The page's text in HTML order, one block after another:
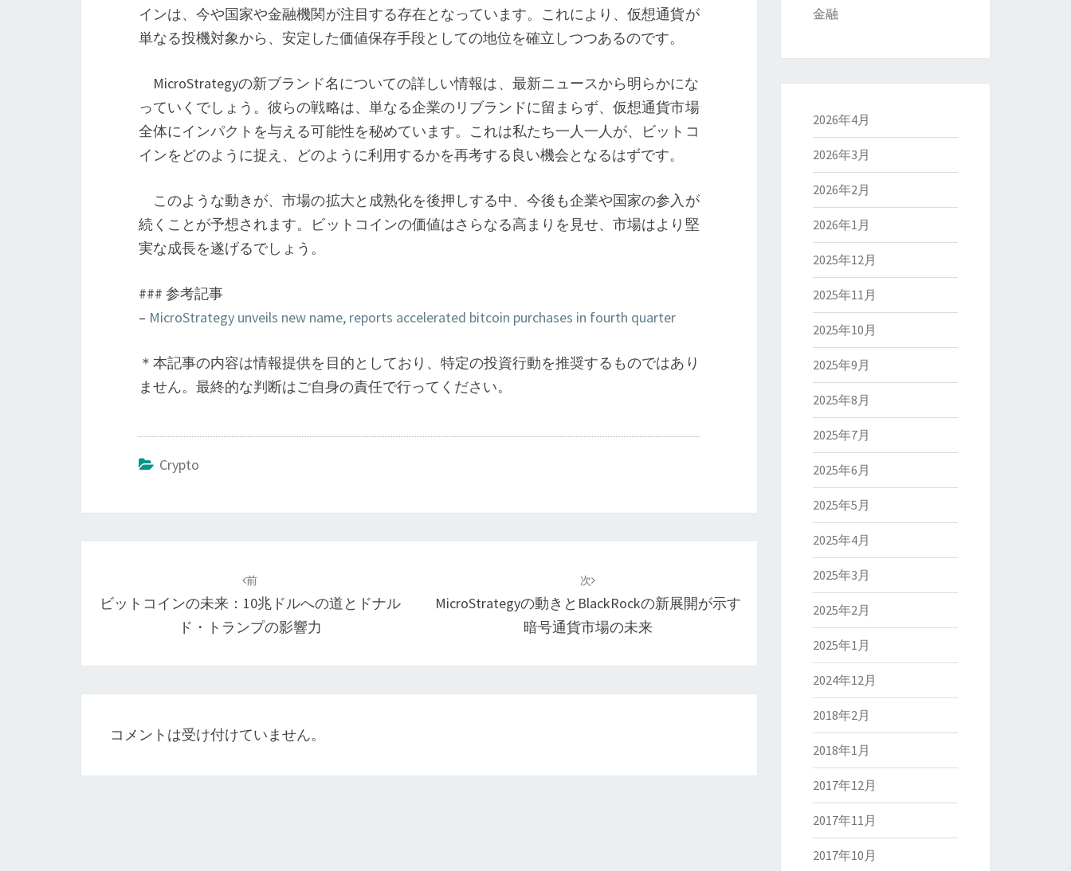
与
え
影
響
インは、今や国家や金融機関が注目する存在となっています。これにより、仮想通貨が
単なる投機対象から、安定した価値保存手段としての地位を確立しつつあるのです。
MicroStrategyの新ブランド名についての詳しい情報は、最新ニュースから明らかにな
っていくでしょう。彼らの戦略は、単なる企業のリブランドに留まらず、仮想通貨市場
全体にインパクトを与える可能性を秘めています。これは私たち一人一人が、ビットコ
インをどのように捉え、どのように利用するかを再考する良い機会となるはずです。
このような動きが、市場の拡大と成熟化を後押しする中、今後も企業や国家の参入が
続くことが予想されます。ビットコインの価値はさらなる高まりを見せ、市場はより堅
実な成長を遂げるでしょう。
### 参考記事
– MicroStrategy unveils new name, reports accelerated bitcoin purchases in fourth quarter
＊本記事の内容は情報提供を目的としており、特定の投資行動を推奨するものではあり
ません。最終的な判断はご自身の責任で行ってください。
Crypto
ナ
ゲ
ー
ン
前
ビットコインの未来：10兆ドルへの道とドナル
ド・トランプの影響力
次
MicroStrategyの動きとBlackRockの新展開が示す
暗号通貨市場の未来
コメントは受け付けていません。
金融
2026年4月
2026年3月
2026年2月
2026年1月
2025年12月
2025年11月
2025年10月
2025年9月
2025年8月
2025年7月
2025年6月
2025年5月
2025年4月
2025年3月
2025年2月
2025年1月
2024年12月
2018年2月
2018年1月
2017年12月
2017年11月
2017年10月